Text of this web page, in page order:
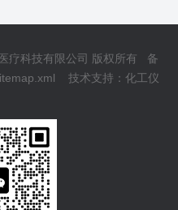
疗科技有限公司 版权所有 备
技术支持：化工仪